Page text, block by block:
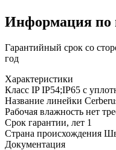
Информация по
Гарантийный срок со
год
Характеристики
Класс IP IP54;IP65 с
Название линейки
Рабочая влажность нет
Срок гарантии, лет 1
Страна происхождения
Документация